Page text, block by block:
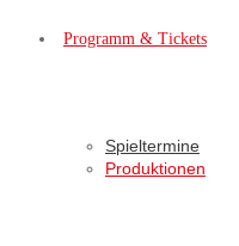
Programm & Tickets
Spieltermine
Produktionen